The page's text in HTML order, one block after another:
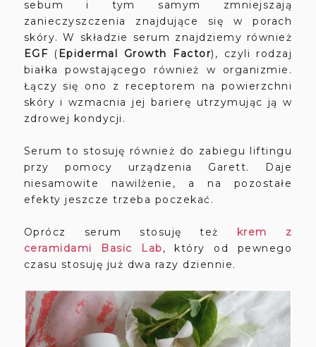
sebum i tym samym zmniejszają
zanieczyszczenia znajdujące się w porach
skóry. W składzie serum znajdziemy również
EGF ( Epidermal Growth Factor), czyli rodzaj
białka powstającego również w organizmie.
Łączy się ono z receptorem na powierzchni
skóry i wzmacnia jej barierę utrzymując ją w
zdrowej kondycji.
Serum to stosuję również do zabiegu liftingu
przy pomocy urządzenia Garett. Daje
niesamowite nawilżenie, a na pozostałe
efekty jeszcze trzeba poczekać.
Oprócz serum stosuję też krem z
ceramidami Basic Lab, który od pewnego
czasu stosuję już dwa razy dziennie.